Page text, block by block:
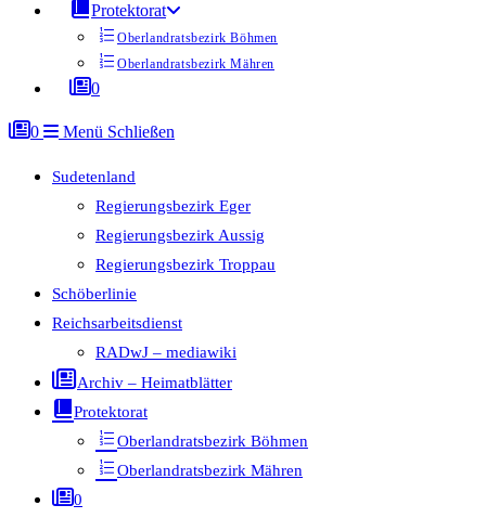
Protektorat
Oberlandratsbezirk Böhmen
Oberlandratsbezirk Mähren
0
0 Menü Schließen
Sudetenland
Regierungsbezirk Eger
Regierungsbezirk Aussig
Regierungsbezirk Troppau
Schöberlinie
Reichsarbeitsdienst
RADwJ – mediawiki
Archiv – Heimatblätter
Protektorat
Oberlandratsbezirk Böhmen
Oberlandratsbezirk Mähren
0